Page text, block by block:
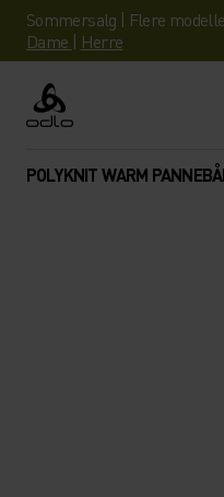
Sommersalg | Flere
Dame | Herre
Odlo
POLYKNIT WARM